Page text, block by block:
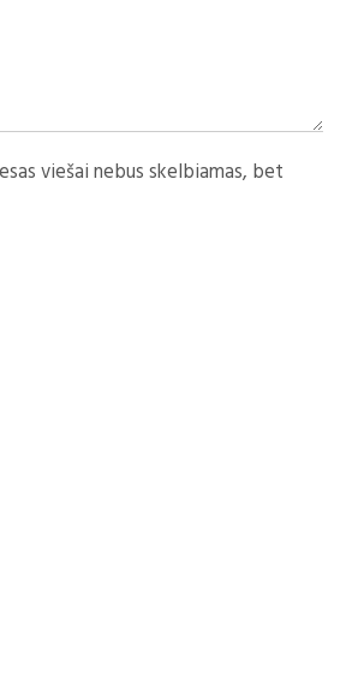
viešai nebus skelbiamas, bet